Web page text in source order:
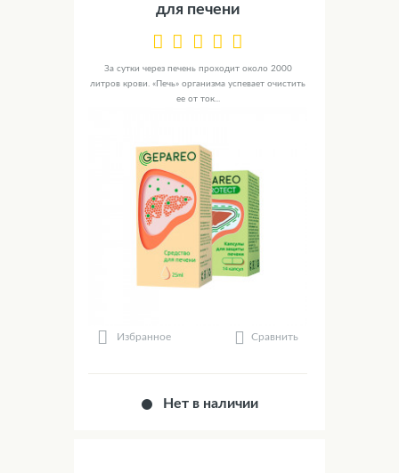
для печени
За сутки через печень проходит около 2000
литров крови. «Печь» организма успевает очистить
ее от ток...
Избранное Сравнить
Нет в наличии